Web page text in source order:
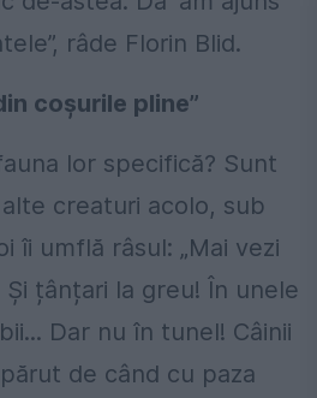
râde Florin Blid.
coșurile pline”
lor specifică? Sunt
creaturi acolo, sub
îi umflă râsul: „Mai vezi
țânțari la greu! În unele
Dar nu în tunel! Câinii
de când cu paza